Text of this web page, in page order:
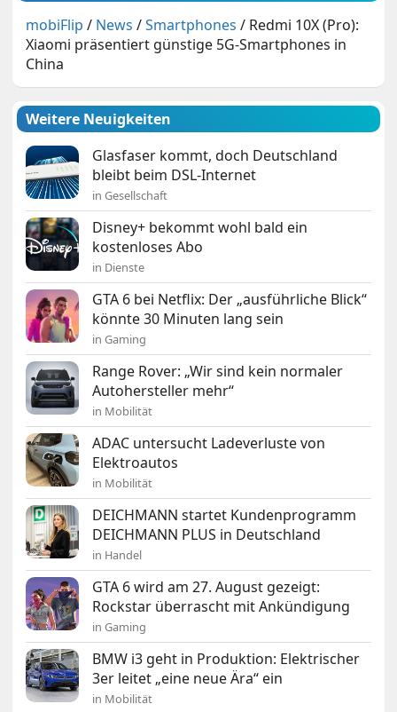
mobiFlip / News /Smartphones / Redmi 10X (Pro):
Xiaomi präsentiert günstige 5G-Smartphones in
China
Weitere Neuigkeiten
Glasfaser kommt, doch Deutschland
bleibt beim DSL-Internet
in Gesellschaft
Disney+ bekommt wohl bald ein
kostenloses Abo
in Dienste
GTA 6 bei Netflix: Der „ausführliche Blick“
könnte 30 Minuten lang sein
in Gaming
Range Rover: „Wir sind kein normaler
Autohersteller mehr“
in Mobilität
ADAC untersucht Ladeverluste von
Elektroautos
in Mobilität
DEICHMANN startet Kundenprogramm
DEICHMANN PLUS in Deutschland
in Handel
GTA 6 wird am 27. August gezeigt:
Rockstar überrascht mit Ankündigung
in Gaming
BMW i3 geht in Produktion: Elektrischer
3er leitet „eine neue Ära“ ein
in Mobilität